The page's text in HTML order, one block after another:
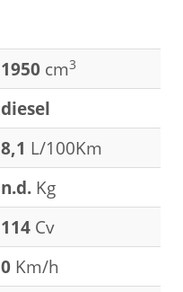
1950 cm3
diesel
8,1 L/100Km
n.d. Kg
114 Cv
0 Km/h